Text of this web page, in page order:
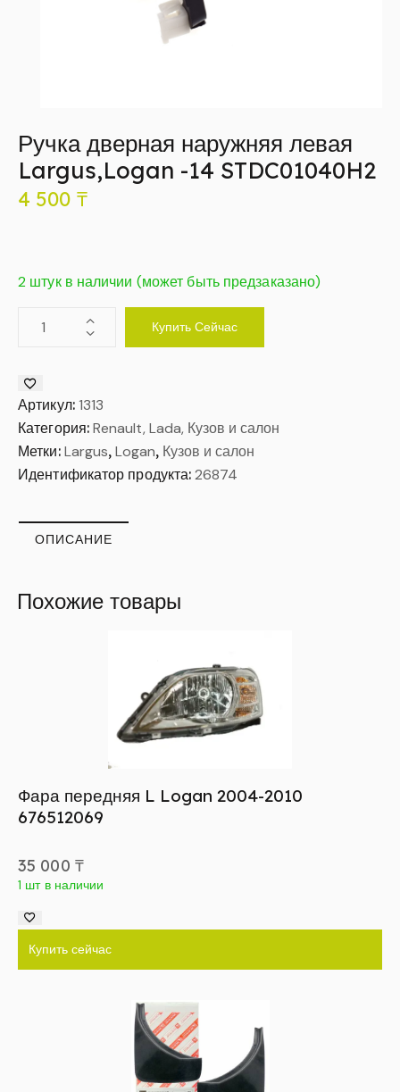
Ручка дверная наружняя левая
Largus,Logan -14 STDC01040H2
4 500 ₸
2 штук в наличии (может быть предзаказано)
Купить Сейчас
Артикул: 1313
Категория:Renault, Lada, Кузов и салон
Метки: Largus, Logan, Кузов и салон
Идентификатор продукта:26874
ОПИСАНИЕ
Похожие товары
Фара передняя L Logan 2004-2010
676512069
35 000 ₸
1 шт в наличии
Купить сейчас